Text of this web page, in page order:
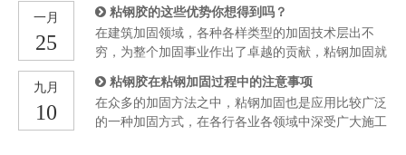
一月
25
粘钢胶的这些优势你想得到吗？
在建筑加固领域，各种各样类型的加固技术层出不
穷，为整个加固事业作出了卓越的贡献，粘钢加固就
是其中比较重要的一款加固技术，虽然来说比较传
统，但使用到今天，积累的经验越来越丰富，能够熟
练掌握之前加固技术的施工工人也越来越多。 那么
经常有客户会来咨询，说粘钢加固的核心材料是什
九月
10
粘钢胶在粘钢加固过程中的注意事项
在众多的加固方法之中，粘钢加固也是应用比较广泛
的一种加固方式，在各行各业各领域中深受广大施工